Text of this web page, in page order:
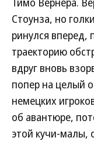
Стоунза, но
ринулся вперед,
траекторию
вдруг вновь
попер на целый
немецких
об авантюре,
этой кучи-малы,